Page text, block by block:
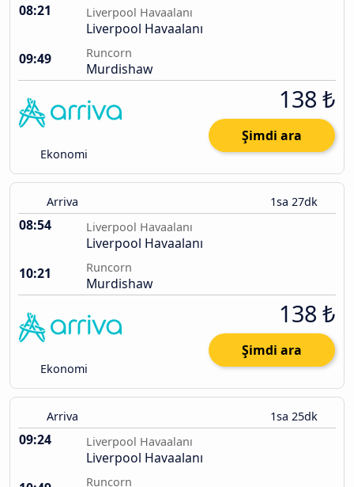
08:21 Liverpool Havaalanı
Liverpool Havaalanı
09:49
Runcorn
Murdishaw
Ekonomi
138 ₺
Şimdi ara
Arriva 1sa 27dk
08:54 Liverpool Havaalanı
Liverpool Havaalanı
10:21
Runcorn
Murdishaw
Ekonomi
138 ₺
Şimdi ara
Arriva 1sa 25dk
09:24 Liverpool Havaalanı
Liverpool Havaalanı
Runcorn